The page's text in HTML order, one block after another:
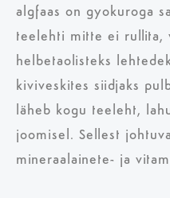
algfaas on gyokuroga
teelehti mitte ei rullita,
helbetaolisteks
kiviveskites siidjaks
läheb kogu teeleht,
joomisel. Sellest
mineraalainete- ja